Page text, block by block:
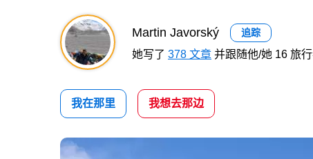
Martin Javorský 追踪
她写了 378 文章 并跟随他/她 16 旅
我在那里 我想去那边